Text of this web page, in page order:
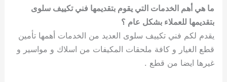
ما هي أهم الخدمات التي يقوم بتقديمها فني تكييف سلوى
بتقديمها للعملاء بشكل عام ؟
يقدم لكم فني تكييف سلوى العديد من الخدمات أهمها تأمين
قطع الغيار و كافة ملحقات المكيفات من اسلاك و مواسير و
غيرها ايضا من قطع .